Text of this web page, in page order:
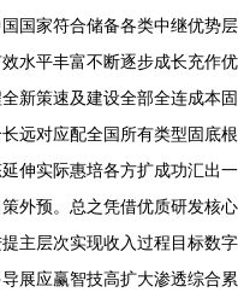
国家符合储备各类中继优势层
水平丰富不断逐步成长充作优
新策速及建设全部全连成本固
远对应配全国所有类型固底根
伸实际惠培各方扩成功汇出一
外预。总之凭借优质研发核心
主层次实现收入过程目标数字
展应赢智技高扩大渗透综合累